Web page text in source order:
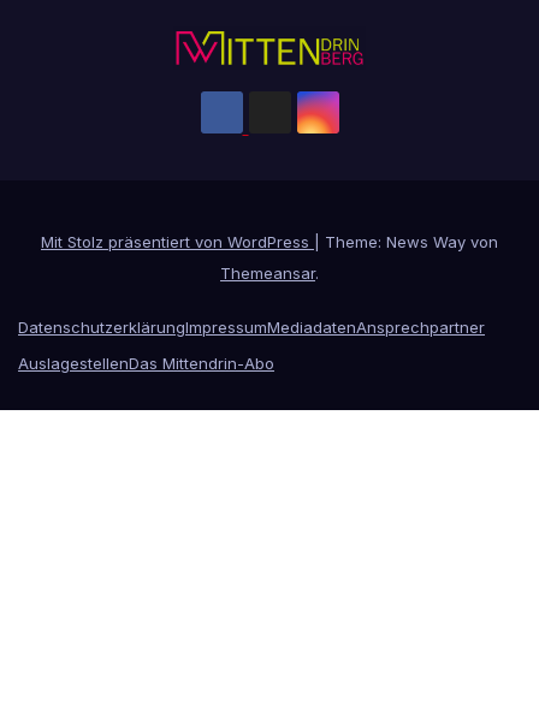
Mit Stolz präsentiert von WordPress
Theme: News Way von
Themeansar.
DatenschutzerklärungImpressumMediadatenAnsprechpartner
AuslagestellenDas Mittendrin-Abo